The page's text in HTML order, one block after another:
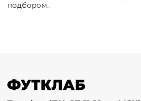
подбором.